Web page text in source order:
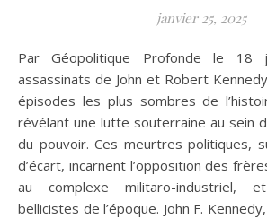
janvier 25, 2025
Par Géopolitique Profonde le 18 janvier 2025 Les
assassinats de John et Robert
épisodes les plus sombres de
révélant une lutte souterraine au sein
du pouvoir. Ces meurtres politiques,
d’écart, incarnent l’opposition des
au complexe militaro-industriel,
bellicistes de l’époque. John F.